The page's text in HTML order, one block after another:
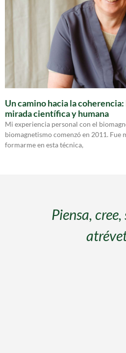
Un camino hacia la
mirada científica y humana
Mi experiencia personal con el
biomagnetismo comenzó en 2011. Fue
formarme en esta técnica,
Piensa,